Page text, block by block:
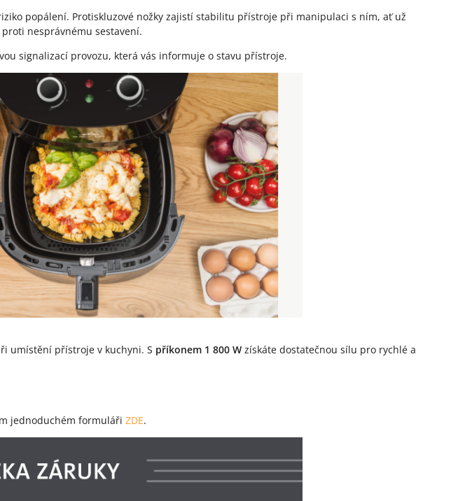
popálení. Protiskluzové nožky zajistí stabilitu přístroje při manipulaci s ním, ať už
proti nesprávnému sestavení.
signalizací provozu, která vás informuje o stavu přístroje.
umístění přístroje v kuchyni. S příkonem 1 800 W získáte dostatečnou sílu pro rychlé a
jednoduchém formuláři ZDE.